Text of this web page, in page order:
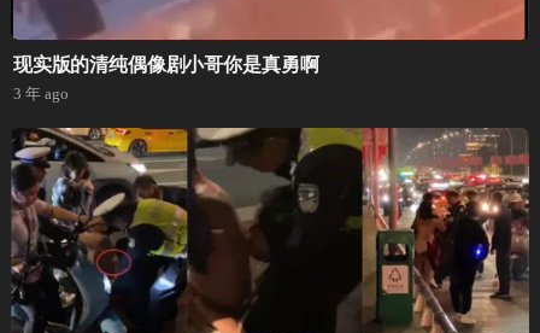
现实版的清纯偶像剧小哥你是真勇啊
3 年 ago